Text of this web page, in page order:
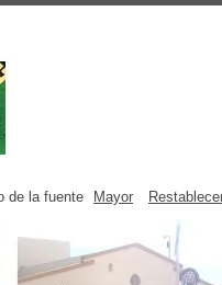
de la fuente Mayor